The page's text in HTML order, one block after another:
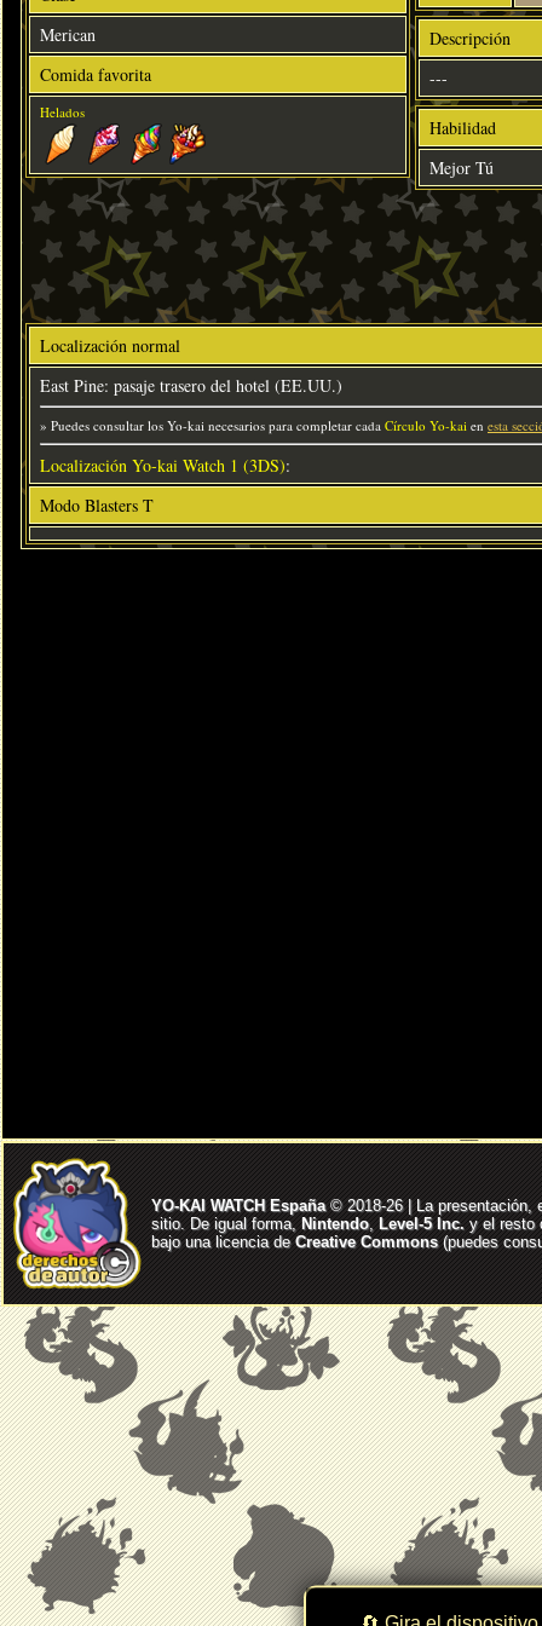
🔄 Gira el
Merican
Comida favorita
Helados
Descripción
---
Habilidad
Mejor Tú
Localización normal
East Pine: pasaje trasero del hotel (EE.UU.)
» Puedes consultar los Yo-kai necesarios para completar cada Círculo Yo-kai en esta
Localización Yo-kai Watch 1 (3DS):
Modo Blasters T
YO-KAI WATCH España© 2018-26 | La presentación,
sitio. De igual forma, Nintendo, Level-5 Inc. y el resto
bajo una licencia deCreative Commons(puedes